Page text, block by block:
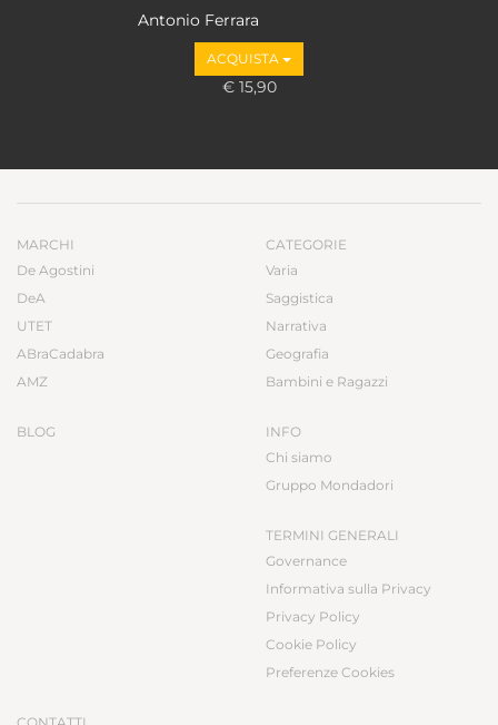
Antonio Ferrara
ACQUISTA
€ 15,90
MARCHI
De Agostini
DeA
UTET
ABraCadabra
AMZ
BLOG
CATEGORIE
Varia
Saggistica
Narrativa
Geografia
Bambini e Ragazzi
INFO
Chi siamo
Gruppo Mondadori
TERMINI GENERALI
Governance
Informativa sulla Privacy
Privacy Policy
Cookie Policy
Preferenze Cookies